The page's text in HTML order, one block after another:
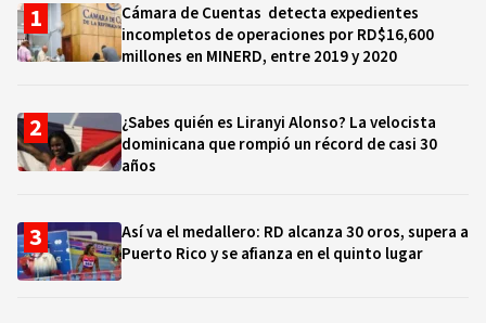
Cámara de Cuentas detecta expedientes
incompletos de operaciones por RD$16,600
millones en MINERD, entre 2019 y 2020
¿Sabes quién es Liranyi Alonso? La velocista
dominicana que rompió un récord de casi 30
años
Así va el medallero: RD alcanza 30 oros, supera a
Puerto Rico y se afianza en el quinto lugar